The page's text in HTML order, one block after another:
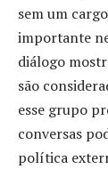
sem um
importante
diálogo
são
esse grupo
conversas
política